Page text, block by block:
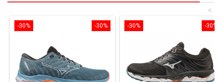
<
-30%
-30% -30%
-30%